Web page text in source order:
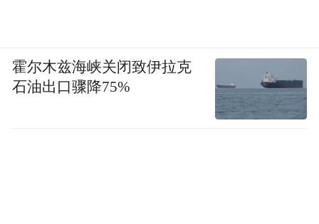
霍尔木兹海峡关闭致伊拉克
石油出口骤降75%